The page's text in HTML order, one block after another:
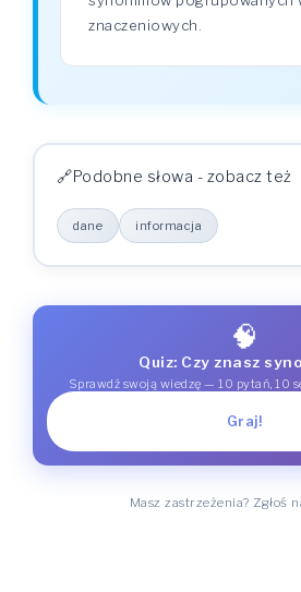
znaczeniowych.
Podobne słowa - zobacz też
dane informacja
🧠
Quiz: Czy znasz
Sprawdź swoją wiedzę — 10 pytań, 10
Graj!
Masz zastrzeżenia? Zgłoś